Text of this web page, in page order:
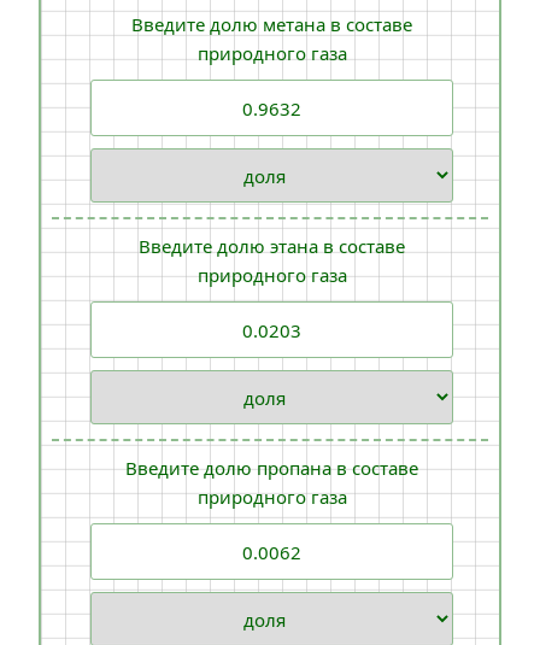
Введите долю метана в составе
природного газа
Введите долю этана в составе
природного газа
Введите долю пропана в составе
природного газа